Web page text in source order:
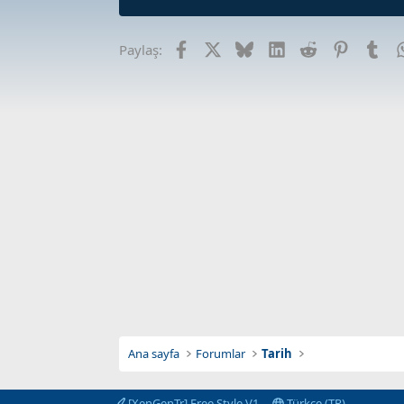
Paylaş: Facebook BlueskyLinkedIn
Reddit Pinterest
Ana sayfa Forumlar Tarih